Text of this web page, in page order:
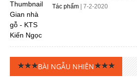
Tác phẩm | 7-2-2020
BÀI NGẪU NHIÊN